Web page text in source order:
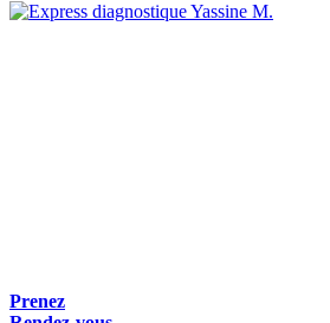
Yassine M.
Prenez